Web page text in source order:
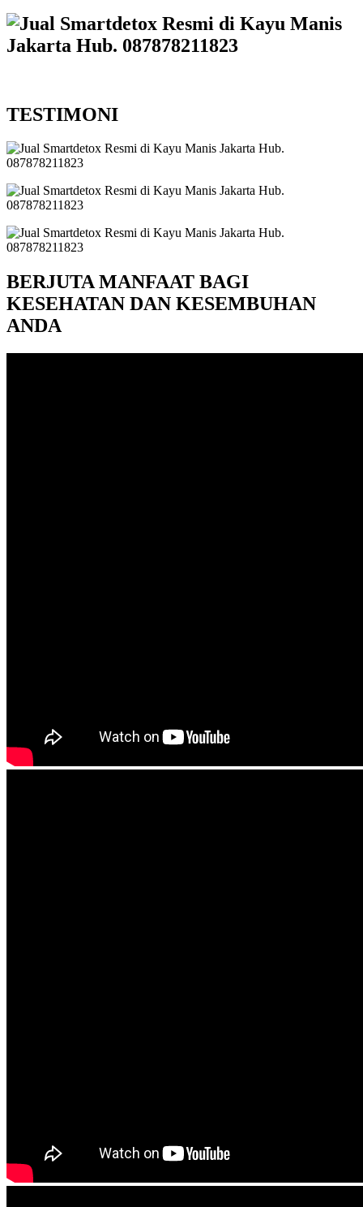
TESTIMONI
BERJUTA MANFAAT BAGI
KESEHATAN DAN KESEMBUHAN
ANDA